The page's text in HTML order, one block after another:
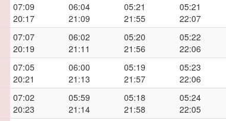
07:09
20:17
06:04
21:09
05:21
21:55
05:21
22:07
07:07
20:19
06:02
21:11
05:20
21:56
05:22
22:06
07:05
20:21
06:00
21:13
05:19
21:57
05:23
22:06
07:02
20:23
05:59
21:14
05:18
21:58
05:24
22:05